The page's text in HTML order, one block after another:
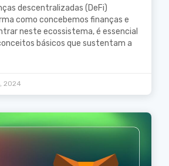
descentralizadas (DeFi)
como concebemos finanças e
neste ecossistema, é essencial
básicos que sustentam a
2024